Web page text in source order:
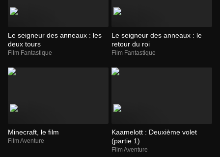
Le seigneur des anneaux : les
deux tours
Film Fantastique
Le seigneur des anneaux : le
retour du roi
Film Fantastique
Minecraft, le film
Film Aventure
Kaamelott : Deuxième volet
(partie 1)
Film Aventure